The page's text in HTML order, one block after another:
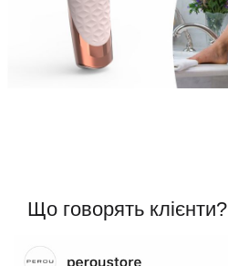
Що говорять клієнти?